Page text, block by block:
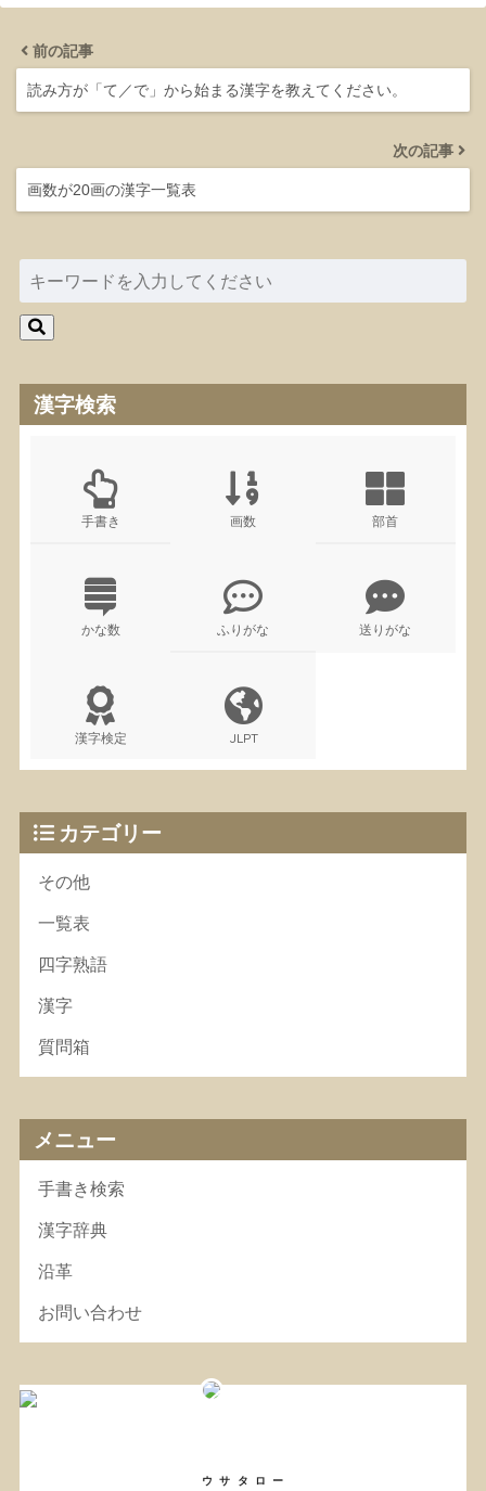
前の記事
読み方が「て／で」から始まる漢字を教えてください。
次の記事
画数が20画の漢字一覧表
漢字検索
手書き 画数 部首
かな数 ふりがな 送りがな
漢字検定 JLPT
カテゴリー
その他
一覧表
四字熟語
漢字
質問箱
メニュー
手書き検索
漢字辞典
沿革
お問い合わせ
ウサタロー